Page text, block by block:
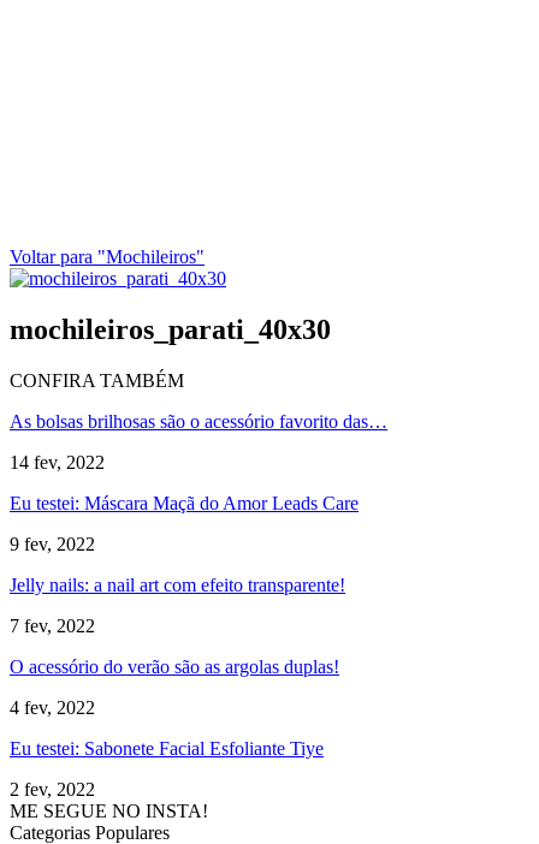
Voltar para "Mochileiros"
mochileiros_parati_40x30
CONFIRA TAMBÉM
As bolsas brilhosas são o acessório favorito das…
14 fev, 2022
Eu testei: Máscara Maçã do Amor Leads Care
9 fev, 2022
Jelly nails: a nail art com efeito transparente!
7 fev, 2022
O acessório do verão são as argolas duplas!
4 fev, 2022
Eu testei: Sabonete Facial Esfoliante Tiye
2 fev, 2022
ME SEGUE NO INSTA!
Categorias Populares